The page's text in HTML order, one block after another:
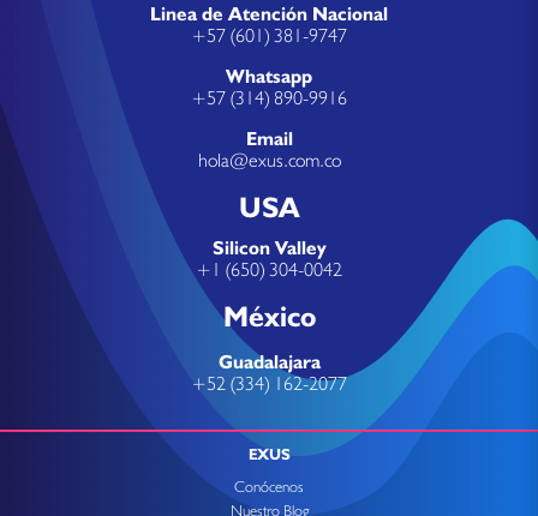
Linea de Atención Nacional
+57 (601) 381-9747
Whatsapp
+57 (314) 890-9916
Email
hola@exus.com.co
USA
Silicon Valley
+1 (650) 304-0042
México
Guadalajara
+52 (334) 162-2077
EXUS
Conócenos
Nuestro Blog